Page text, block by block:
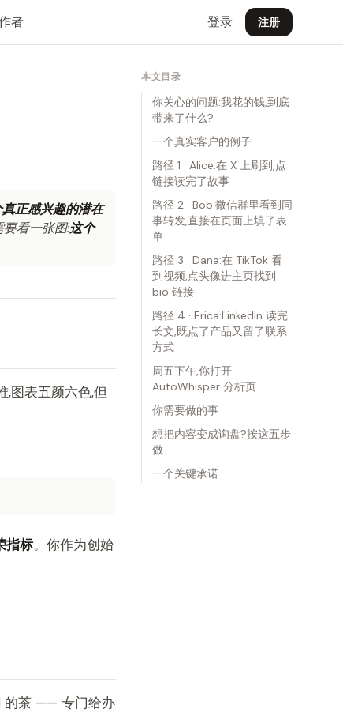
者 登录 注册
正感兴趣的潜在
要看一张图:这个
,图表五颜六色,但
指标。你作为创始
的茶 —— 专门给办
本文目录
你关心的问题:我花的钱,到底
带来了什么?
一个真实客户的例子
路径 1 · Alice:在 X 上刷到,点
链接读完了故事
路径 2 · Bob:微信群里看到同
事转发,直接在页面上填了表
单
路径 3 · Dana:在 TikTok 看
到视频,点头像进主页找到
bio 链接
路径 4 · Erica:LinkedIn 读完
长文,既点了产品又留了联系
方式
周五下午,你打开
AutoWhisper 分析页
你需要做的事
想把内容变成询盘?按这五步
做
一个关键承诺